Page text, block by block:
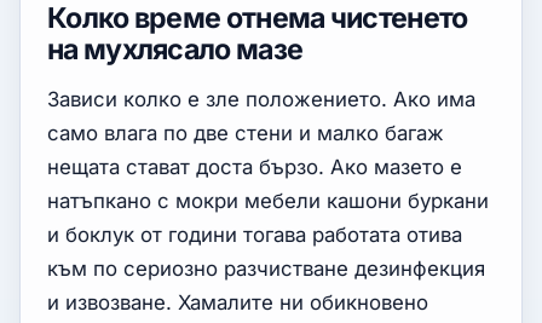
Колко време отнема чистенето
на мухлясало мазе
Зависи колко е зле положението. Ако има
само влага по две стени и малко багаж
нещата стават доста бързо. Ако мазето е
натъпкано с мокри мебели кашони буркани
и боклук от години тогава работата отива
към по сериозно разчистване дезинфекция
и извозване. Хамалите ни обикновено